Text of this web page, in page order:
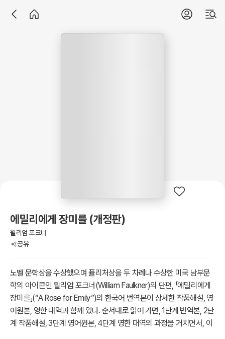
에밀리에게 장미를 (개정판)
윌리엄 포크너
공유
노벨 문학상을 수상했으며 퓰리처상을 두 차례나 수상한 미국 남부문
학의 아이콘인 윌리엄 포크너(William Faulkner)의 단편, 「에밀리에게
장미를」(“A Rose for Emily”)의 한국어 번역본이 상세한 작품해설, 영
어원본, 영한 대역과 함께 있다. 순서대로 읽어 가면, 1단계 번역본, 2단
계 작품해설, 3단계 영어원본, 4단계 영한 대역의 과정을 거치면서, 이